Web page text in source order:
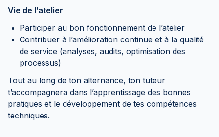
Vie de l’atelier
Participer au bon fonctionnement de l’atelier
Contribuer à l’amélioration continue et à la qualité
de service (analyses, audits, optimisation des
processus)
Tout au long de ton alternance, ton tuteur
t’accompagnera dans l’apprentissage des bonnes
pratiques et le développement de tes compétences
techniques.